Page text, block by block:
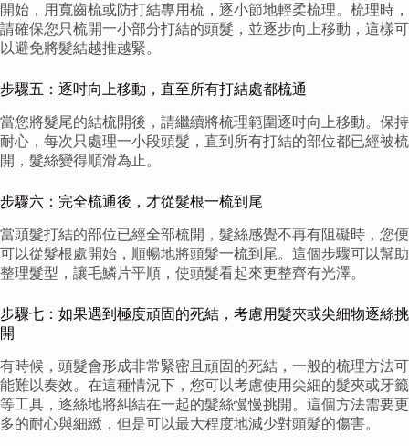
開始，用寬齒梳或防打結專用梳，逐小節地輕柔梳理。梳理時，
請確保您只梳開一小部分打結的頭髮，並逐步向上移動，這樣可
以避免將髮結越推越緊。
步驟五：逐吋向上移動，直至所有打結處都梳通
當您將髮尾的結梳開後，請繼續將梳理範圍逐吋向上移動。保持
耐心，每次只處理一小段頭髮，直到所有打結的部位都已經被梳
開，髮絲變得順滑為止。
步驟六：完全梳通後，才從髮根一梳到尾
當頭髮打結的部位已經全部梳開，髮絲感覺不再有阻礙時，您便
可以從髮根處開始，順暢地將頭髮一梳到尾。這個步驟可以幫助
整理髮型，讓毛鱗片平順，使頭髮看起來更整齊有光澤。
步驟七：如果遇到極度頑固的死結，考慮用髮夾或尖細物逐絲挑
開
有時候，頭髮會形成非常緊密且頑固的死結，一般的梳理方法可
能難以奏效。在這種情況下，您可以考慮使用尖細的髮夾或牙籤
等工具，逐絲地將糾結在一起的髮絲慢慢挑開。這個方法需要更
多的耐心與細緻，但是可以最大程度地減少對頭髮的傷害。